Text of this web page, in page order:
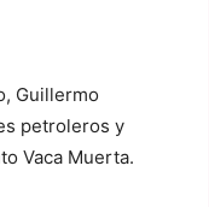
Guillermo
petroleros y
Vaca Muerta.